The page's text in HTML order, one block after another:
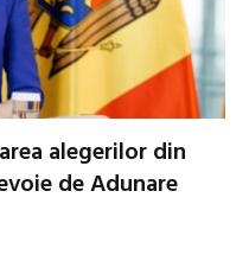
alegerilor din
de Adunare